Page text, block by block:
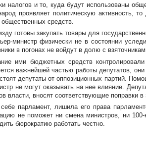
налогов и то, куда будут использованы
проявляет политическую активность,
средств.
готовы закупать товары для
министрфизически не в состоянии
в погонах не войдут в долю с
ими бюджетных средств
важнейшей частью работы депутатов,
депутаты от оппозиционных партий.
не могут оказывать на нее влияние.
власти, вносят соответствующие поправки в
парламент, лишила его права
не поможет ни смена министров, ни
бюрократию работать честно.